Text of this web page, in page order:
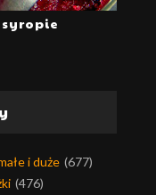
syropie
i duże (677)
(476)